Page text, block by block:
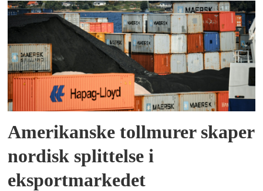
Amerikanske tollmurer skaper
nordisk splittelse i
eksportmarkedet